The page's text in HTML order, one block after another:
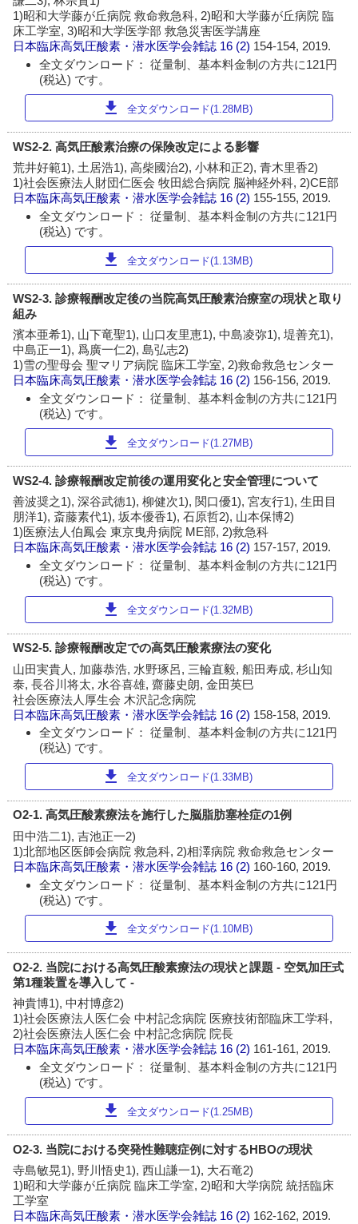
1)昭和大学藤が丘病院 救命救急科, 2)昭和大学藤が丘病院 臨
床工学室, 3)昭和大学医学部 救急災害医学講座
日本臨床高気圧酸素・潜水医学会雑誌 16 (2) 154-154, 2019.
全文ダウンロード： 従量制、基本料金制の方共に121円
(税込) です。
download 全文ダウンロード(1.28MB)
WS2-2. 高気圧酸素治療の保険改定による影響
荒井好範1), 土居浩1), 高柴國治2), 小林和正2), 青木里香2)
1)社会医療法人財団仁医会 牧田総合病院 脳神経外科, 2)CE部
日本臨床高気圧酸素・潜水医学会雑誌 16 (2) 155-155, 2019.
全文ダウンロード： 従量制、基本料金制の方共に121円
(税込) です。
download 全文ダウンロード(1.13MB)
WS2-3. 診療報酬改定後の当院高気圧酸素治療室の現状と取り
組み
濱本亜希1), 山下竜聖1), 山口友里恵1), 中島凌弥1), 堤善充1),
中島正一1), 爲廣一仁2), 島弘志2)
1)雪の聖母会 聖マリア病院 臨床工学室, 2)救命救急センター
日本臨床高気圧酸素・潜水医学会雑誌 16 (2) 156-156, 2019.
全文ダウンロード： 従量制、基本料金制の方共に121円
(税込) です。
download 全文ダウンロード(1.27MB)
WS2-4. 診療報酬改定前後の運用変化と安全管理について
善波奨之1), 深谷武徳1), 柳健次1), 関口優1), 宮友行1), 生田目
朋洋1), 斎藤素代1), 坂本優香1), 石原哲2), 山本保博2)
1)医療法人伯鳳会 東京曳舟病院 ME部, 2)救急科
日本臨床高気圧酸素・潜水医学会雑誌 16 (2) 157-157, 2019.
全文ダウンロード： 従量制、基本料金制の方共に121円
(税込) です。
download 全文ダウンロード(1.32MB)
WS2-5. 診療報酬改定での高気圧酸素療法の変化
山田実貴人, 加藤恭浩, 水野琢呂, 三輪直毅, 船田寿成, 杉山知
泰, 長谷川将太, 水谷喜雄, 齋藤史朗, 金田英巳
社会医療法人厚生会 木沢記念病院
日本臨床高気圧酸素・潜水医学会雑誌 16 (2) 158-158, 2019.
全文ダウンロード： 従量制、基本料金制の方共に121円
(税込) です。
download 全文ダウンロード(1.33MB)
O2-1. 高気圧酸素療法を施行した脳脂肪塞栓症の1例
田中浩二1), 吉池正一2)
1)北部地区医師会病院 救急科, 2)相澤病院 救命救急センター
日本臨床高気圧酸素・潜水医学会雑誌 16 (2) 160-160, 2019.
全文ダウンロード： 従量制、基本料金制の方共に121円
(税込) です。
download 全文ダウンロード(1.10MB)
O2-2. 当院における高気圧酸素療法の現状と課題 - 空気加圧式
第1種装置を導入して -
神貴博1), 中村博彦2)
1)社会医療法人医仁会 中村記念病院 医療技術部臨床工学科,
2)社会医療法人医仁会 中村記念病院 院長
日本臨床高気圧酸素・潜水医学会雑誌 16 (2) 161-161, 2019.
全文ダウンロード： 従量制、基本料金制の方共に121円
(税込) です。
download 全文ダウンロード(1.25MB)
O2-3. 当院における突発性難聴症例に対するHBOの現状
寺島敏晃1), 野川悟史1), 西山謙一1), 大石竜2)
1)昭和大学藤が丘病院 臨床工学室, 2)昭和大学病院 統括臨床
工学室
日本臨床高気圧酸素・潜水医学会雑誌 16 (2) 162-162, 2019.